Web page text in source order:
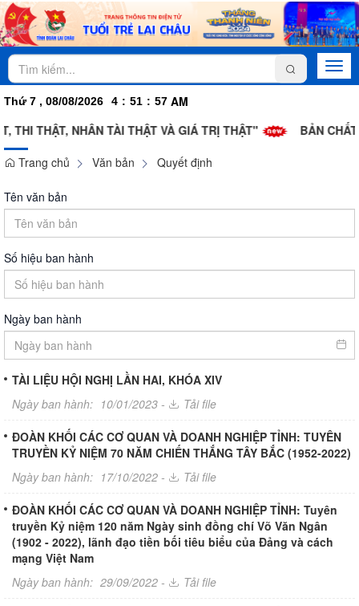
Thứ 7 , 08/08/2026 4 : 51 : 58 AM
THI THẬT, NHÂN TÀI THẬT VÀ GIÁ TRỊ THẬT"
BẢN
Trang chủ
Văn bản Quyết định
Tên văn bản
Số hiệu ban hành
Ngày ban hành
TÀI LIỆU HỘI NGHỊ LẦN HAI, KHÓA XIV
Ngày ban hành: 10/01/2023 - Tải file
ĐOÀN KHỐI CÁC CƠ QUAN VÀ DOANH NGHIỆP TỈNH: TUYÊN
TRUYỀN KỶ NIỆM 70 NĂM CHIẾN THẮNG TÂY BẮC (1952-2022)
Ngày ban hành: 17/10/2022 - Tải file
ĐOÀN KHỐI CÁC CƠ QUAN VÀ DOANH NGHIỆP TỈNH: Tuyên
truyền Kỷ niệm 120 năm Ngày sinh đồng chí Võ Văn Ngân
(1902 - 2022), lãnh đạo tiền bối tiêu biểu của Đảng và cách
mạng Việt Nam
Ngày ban hành: 29/09/2022 - Tải file